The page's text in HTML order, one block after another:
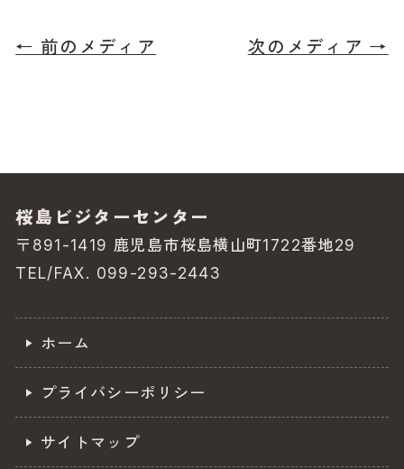
c
e
k
e
← 前のメディア 次のメディア →
桜島ビジターセンター
〒891-1419 鹿児島市桜島横山町1722番地29
TEL/FAX. 099-293-2443
ホーム
プライバシーポリシー
サイトマップ